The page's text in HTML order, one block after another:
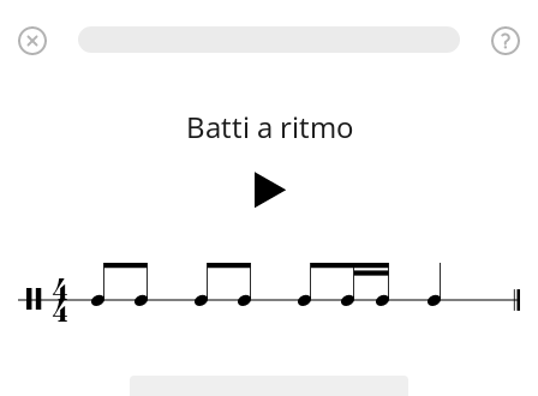
Batti a ritmo
/4
4 q q q q q qq q